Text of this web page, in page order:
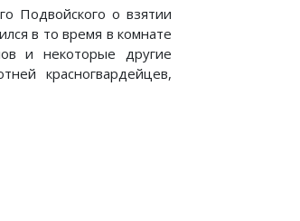
Подвойского о взятии
в то время в комнате
и некоторые другие
красногвардейцев,